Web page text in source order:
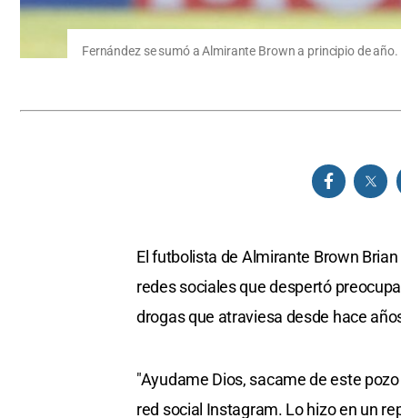
Fernández se sumó a Almirante Brown a principio de año.
El futbolista de Almirante Brown
redes sociales que despertó
drogas que atraviesa desde hace
"Ayudame Dios, sacame de este
red social Instagram. Lo hizo en un